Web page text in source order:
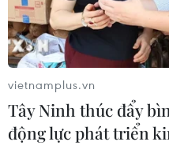
Giá dầu tăng khi nhà
trọng trước tình hình
06/08/2026 09:03
Giá vàng tăng phiên
chạm mức cao nhất
vietnamplus.vn
Tây Ninh thúc đẩy
động lực phát triển